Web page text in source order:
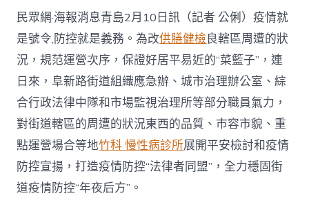
區
阜
新
路
街
道：
穩
固
“年
夜
后
方”
打
民眾網·海報消息青島2月10日訊（記者 公俐）疫情就
是號令,防控就是義務。為改供膳健檢良轄區周遭的狀
況，規范運營次序，保證好居平易近的“菜籃子”，連
日來，阜新路街道組織應急辦、城市治理辦公室、綜
合行政法律中隊和市場監視治理所等部分職員氣力，
對街道轄區的周遭的狀況東西的品質、市容市貌、重
點運營場合等地竹科 慢性病診所展開平安檢討和疫情
防控宣揚，打造疫情防控“法律者同盟”，全力穩固街
道疫情防控“年夜后方”。